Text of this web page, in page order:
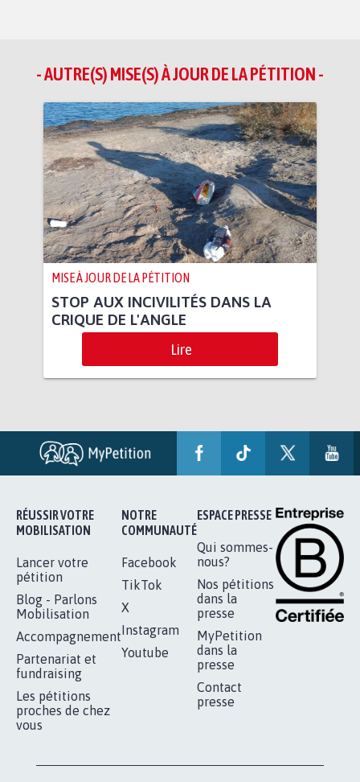
- AUTRE(S) MISE(S) À JOUR DE LA PÉTITION -
MISE À JOUR DE LA PÉTITION
STOP AUX INCIVILITÉS DANS LA
CRIQUE DE L'ANGLE
Lire
RÉUSSIR VOTRE
MOBILISATION
Lancer votre
pétition
Blog - Parlons
Mobilisation
Accompagnement
Partenariat et
fundraising
Les pétitions
proches de chez
vous
NOTRE
COMMUNAUTÉ
Facebook
TikTok
X
Instagram
Youtube
ESPACE PRESSE
Qui sommes-
nous?
Nos pétitions
dans la
presse
MyPetition
dans la
presse
Contact
presse